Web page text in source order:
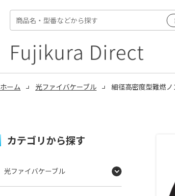
ホーム 光ファイバケーブル 細径高密度型難燃
カテゴリから探す
光ファイバケーブル